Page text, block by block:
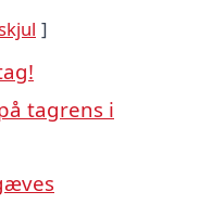
tagrens i